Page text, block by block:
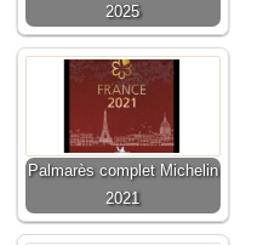
2025
Palmarès complet Michelin
2021